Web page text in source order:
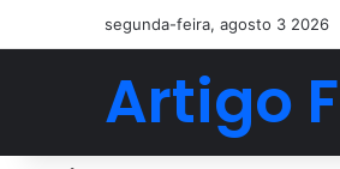
segunda-feira, agosto 3 2026
Artigo